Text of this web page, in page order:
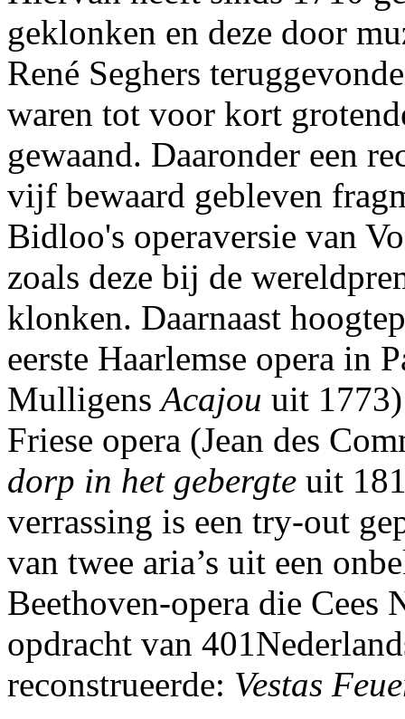
geklonken en deze door
René Seghers
waren tot voor kort
gewaand. Daaronder een
vijf bewaard gebleven
Bidloo's operaversie van
zoals deze bij de
klonken. Daarnaast
eerste Haarlemse opera in
MulligensAcajou uit 1773)
Friese opera (Jean des
dorp in het gebergte uit
verrassing is een try-out
van twee aria’s uit een
Beethoven-opera die Cees
opdracht van
reconstrueerde: Vestas